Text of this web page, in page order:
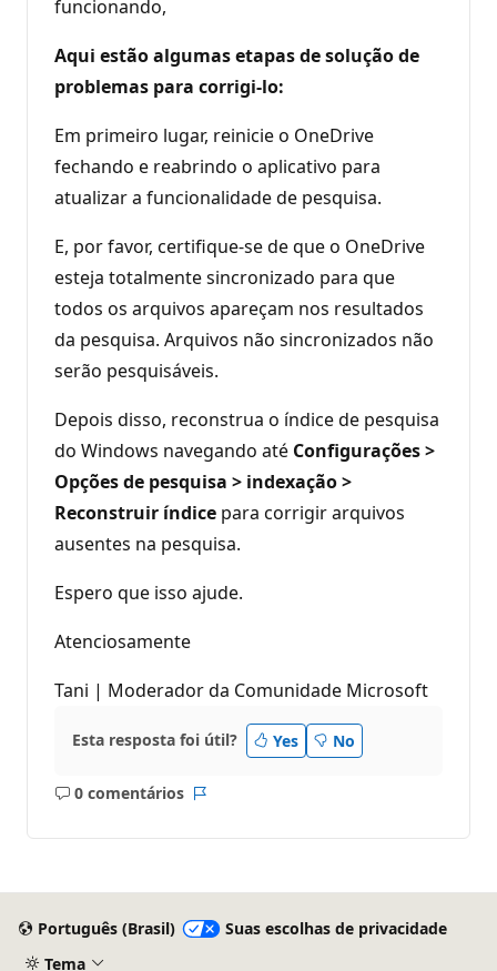
funcionando,
Aqui estão algumas etapas de solução de
problemas para corrigi-lo:
Em primeiro lugar, reinicie o OneDrive
fechando e reabrindo o aplicativo para
atualizar a funcionalidade de pesquisa.
E, por favor, certifique-se de que o OneDrive
esteja totalmente sincronizado para que
todos os arquivos apareçam nos resultados
da pesquisa. Arquivos não sincronizados não
serão pesquisáveis.
Depois disso, reconstrua o índice de pesquisa
do Windows navegando até Configurações >
Opções de pesquisa > indexação >
Reconstruir índice para corrigir arquivos
ausentes na pesquisa.
Espero que isso ajude.
Atenciosamente
Tani | Moderador da Comunidade Microsoft
Esta resposta foi útil? Yes No
0 comentários
Sem
Português (Brasil)
Suas escolhas de privacidade
Tema